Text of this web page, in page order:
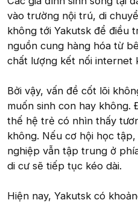
vào trường nội trú, di
không tới Yakutsk để điều
nguồn cung hàng hóa từ
chất lượng kết nối internet
Bởi vậy, vấn đề cốt lõi
muốn sinh con hay không.
thế hệ trẻ có nhìn thấy
không. Nếu cơ hội học
nghiệp vẫn tập trung ở
di cư sẽ tiếp tục kéo dài.
Hiện nay, Yakutsk có